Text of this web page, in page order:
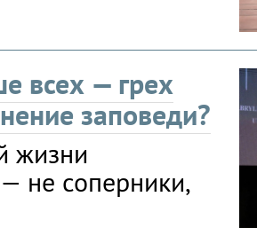
всех — грех
заповеди?
жизни
не соперники,